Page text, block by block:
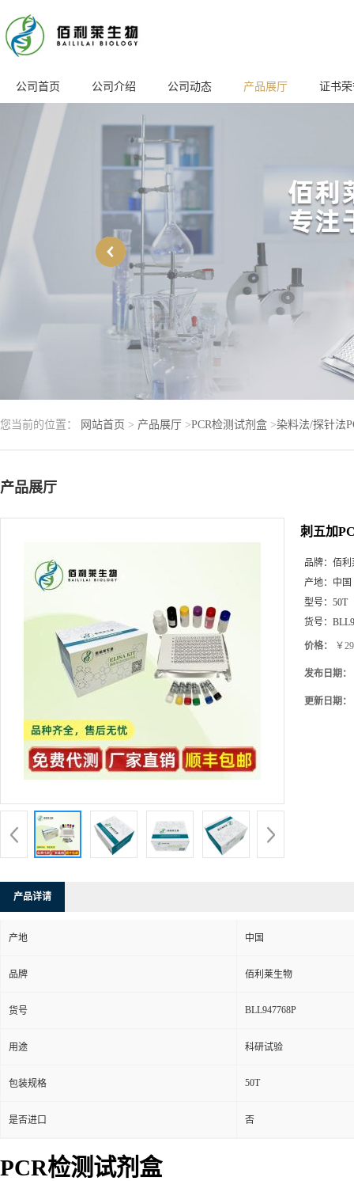
公司首页 公司介绍 公司动态 产品展厅 证书
您当前的位置： 网站首页 > 产品展厅 >PCR检测试剂盒 >染料法/探针法
产品展厅
刺五加
品牌： 佰利
产地： 中国
型号： 50T
货号：
价格： ￥
发布日期：
更新日期：
产品详请
产地 中国
品牌 佰利莱生物
货号 BLL947768P
用途 科研试验
包装规格 50T
是否进口 否
PCR检测试剂盒